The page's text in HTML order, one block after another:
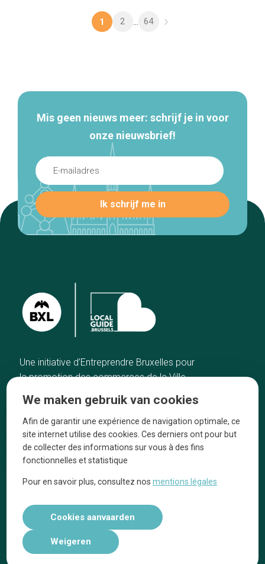
1 2 ... 64
Mis geen nieuws meer: schrijf je in voor
onze nieuwsbrief!
Une initiative d’Entreprendre Bruxelles pour
la promotion des commerces de la Ville
Home
De beste adressen
Blog
Winkelwijken
Tops 10
De ambachtslieden
Over ons
Ze praten over ons!
kennisgevingen
We maken gebruik van cookies
Afin de garantir une expérience de navigation optimale, ce
site internet utilise des cookies. Ces derniers ont pour but
de collecter des informations sur vous à des fins
fonctionnelles et statistique
Pour en savoir plus, consultez nosmentions légales
Cookies aanvaarden
Weigeren